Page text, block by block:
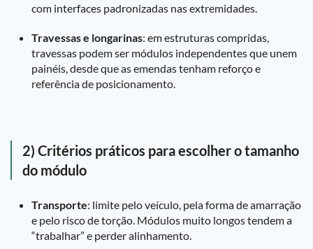
com interfaces padronizadas nas extremidades.
Travessas e longarinas: em estruturas compridas,
travessas podem ser módulos independentes que unem
painéis, desde que as emendas tenham reforço e
referência de posicionamento.
2) Critérios práticos para escolher o tamanho
do módulo
Transporte: limite pelo veículo, pela forma de amarração
e pelo risco de torção. Módulos muito longos tendem a
“trabalhar” e perder alinhamento.